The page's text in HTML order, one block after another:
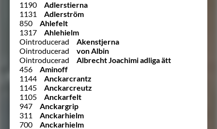
1190
Adlerstierna
1131
Adlerström
850
Ahlefelt
1317
Ahlehielm
Ointroducerad
Akenstjerna
Ointroducerad
von Albin
Ointroducerad
Albrecht Joachimi adliga ätt
456
Aminoff
1144
Anckarcrantz
1145
Anckarcreutz
1105
Anckarfelt
947
Anckargrip
311
Anckarhielm
700
Anckarhielm